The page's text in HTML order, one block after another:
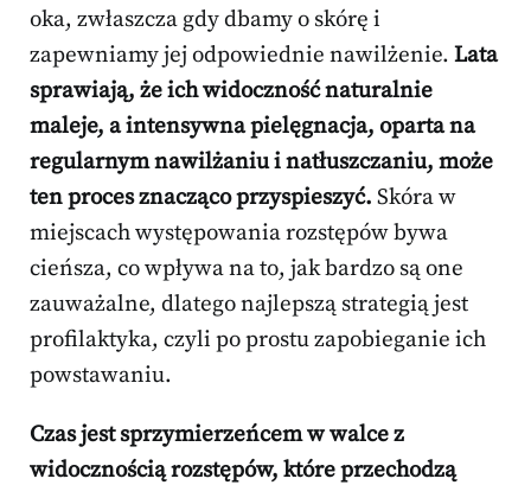
oka, zwłaszcza gdy dbamy o skórę i
zapewniamy jej odpowiednie nawilżenie. Lata
sprawiają, że ich widoczność naturalnie
maleje, a intensywna pielęgnacja, oparta na
regularnym nawilżaniu i natłuszczaniu, może
ten proces znacząco przyspieszyć. Skóra w
miejscach występowania rozstępów bywa
cieńsza, co wpływa na to, jak bardzo są one
zauważalne, dlatego najlepszą strategią jest
profilaktyka, czyli po prostu zapobieganie ich
powstawaniu.
Czas jest sprzymierzeńcem w walce z
widocznością rozstępów, które przechodzą